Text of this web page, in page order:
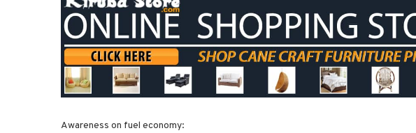
Awareness on fuel economy: